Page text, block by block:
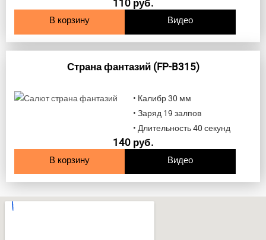
110 руб.
В корзину Видео
Страна фантазий (FP-B315)
• Калибр 30 мм
• Заряд 19 залпов
• Длительность 40 секунд
140 руб.
В корзину Видео